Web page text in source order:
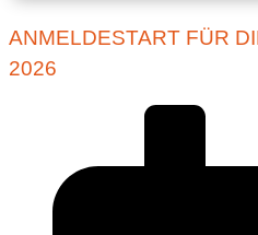
ANMELDESTART FÜR
2026